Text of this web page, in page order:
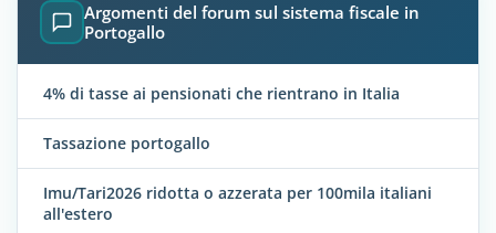
Argomenti del forum sul sistema fiscale in
Portogallo
4% di tasse ai pensionati che rientrano in Italia
Tassazione portogallo
Imu/Tari2026 ridotta o azzerata per 100mila italiani
all'estero